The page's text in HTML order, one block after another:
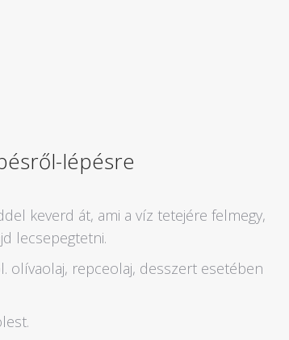
lépésre
keverd át, ami a víz tetejére felmegy,
lecsepegtetni.
olívaolaj, repceolaj, desszert esetében